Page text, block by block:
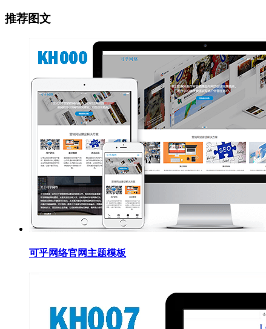
推荐图文
可乎网络官网主题模板